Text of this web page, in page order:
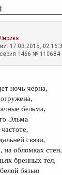
17.03.2015,
1466 № 110684
ночь черна,
бельма,
Эльма
связи,
на обломках стен,
бренных тел,
бязью